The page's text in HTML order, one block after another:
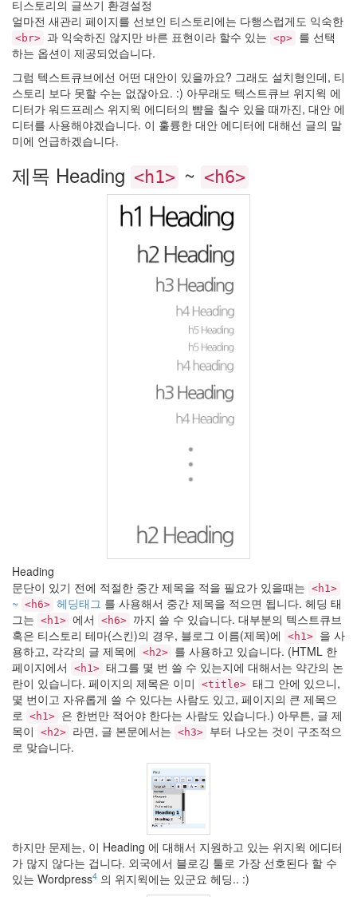
티스토리의 글쓰기 환경설정
얼마전 새관리 페이지를 선보인 티스토리에는 다행스럽게도 익숙한
<br> 과 익숙하진 않지만 바른 표현이라 할수 있는 <p> 를 선택
하는 옵션이 제공되었습니다.
그럼 텍스트큐브에선 어떤 대안이 있을까요? 그래도 설치형인데, 티
스토리 보다 못할 수는 없잖아요. :) 아무래도 텍스트큐브 위지윅 에
디터가 워드프레스 위지윅 에디터의 뺨을 칠수 있을 때까진, 대안 에
디터를 사용해야겠습니다. 이 훌륭한 대안 에디터에 대해선 글의 말
미에 언급하겠습니다.
제목 Heading <h1> ~ <h6>
Heading
문단이 있기 전에 적절한 중간 제목을 적을 필요가 있을때는 <h1>
~ <h6> 헤딩태그 를 사용해서 중간 제목을 적으면 됩니다. 헤딩 태
그는 <h1> 에서 <h6> 까지 쓸 수 있습니다. 대부분의 텍스트큐브
혹은 티스토리 테마(스킨)의 경우, 블로그 이름(제목)에
<h1> 을 사
용하고, 각각의 글 제목에
<h2> 를 사용하고 있습니다. (HTML 한
페이지에서
<h1> 태그를 몇 번 쓸 수 있는지에 대해서는 약간의 논
란이 있습니다. 페이지의 제목은 이미
<title> 태그 안에 있으니,
몇 번이고 자유롭게 쓸 수 있다는 사람도 있고, 페이지의 큰 제목으
로
<h1> 은 한번만 적어야 한다는 사람도 있습니다.) 아무튼, 글 제
목이
<h2> 라면, 글 본문에서는 <h3> 부터 나오는 것이 구조적으
로 맞습니다.
하지만 문제는, 이 Heading 에 대해서 지원하고 있는 위지윅 에디터
가 많지 않다는 겁니다. 외국에서 블로깅 툴로 가장 선호된다 할 수
있는 Wordpress4 의 위지윅에는 있군요 헤딩.. :)
은
반
라
Rating
Adele
Silva
웹
표
팬
더
브리
즈번
4000+
리
자
스
킨
Amerie
Girl
like
Me
FreeDB
찍
어
올
렸